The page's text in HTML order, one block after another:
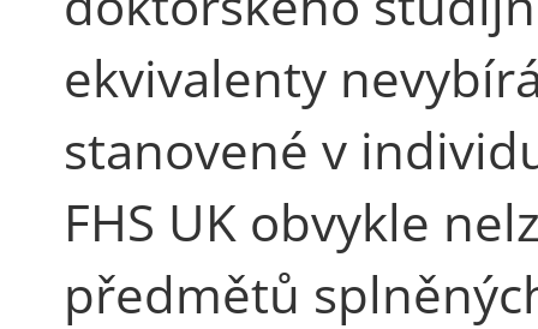
ekvivalenty
stanovené v
FHS UK obvykle
předmětů